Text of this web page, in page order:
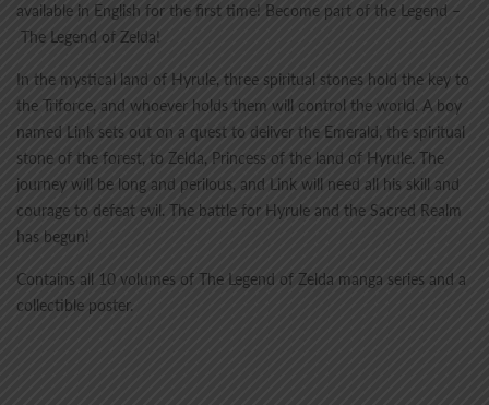
available in English for the first time! Become part of the Legend –
The Legend of Zelda!
In the mystical land of Hyrule, three spiritual stones hold the key to
the Triforce, and whoever holds them will control the world. A boy
named Link sets out on a quest to deliver the Emerald, the spiritual
stone of the forest, to Zelda, Princess of the land of Hyrule. The
journey will be long and perilous, and Link will need all his skill and
courage to defeat evil. The battle for Hyrule and the Sacred Realm
has begun!
Contains all 10 volumes of The Legend of Zelda manga series and a
collectible poster.